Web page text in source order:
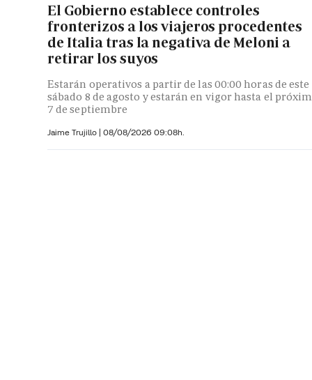
El Gobierno establece controles
fronterizos a los viajeros procedentes
de Italia tras la negativa de Meloni a
retirar los suyos
Estarán operativos a partir de las 00:00 horas de este
sábado 8 de agosto y estarán en vigor hasta el
7 de septiembre
Jaime Trujillo | 08/08/2026 09:08h.